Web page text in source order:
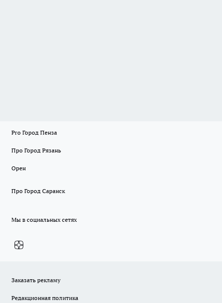
Pro Город Пенза
Про Город Рязань
Орен
Про Город Саранск
Мы в социальных сетях
Заказать рекламу
Редакционная политика